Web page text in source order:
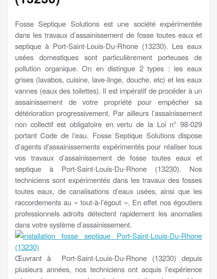
Fosse Septique Solutions est une société expérimentée
dans les travaux d’assainissement de fosse toutes eaux et
septique à Port-Saint-Louis-Du-Rhone (13230). Les eaux
usées domestiques sont particulièrement porteuses de
pollution organique. On en distingue 2 types : les eaux
grises (lavabos, cuisine, lave-linge, douche, etc) et les eaux
vannes (eaux des toilettes). Il est impératif de procéder à un
assainissement de votre propriété pour empêcher sa
détérioration progressivement. Par ailleurs l’assainissement
non collectif est obligatoire en vertu de la Loi n° 98-029
portant Code de l’eau. Fosse Septique Solutions dispose
d’agents d’assainissements expérimentés pour réaliser tous
vos travaux d’assainissement de fosse toutes eaux et
septique à Port-Saint-Louis-Du-Rhone (13230). Nos
techniciens sont expérimentés dans les travaux des fosses
toutes eaux, de canalisations d’eaux usées, ainsi que les
raccordements au « tout-à-l’égout ». En effet nos égoutiers
professionnels adroits détectent rapidement les anomalies
dans votre système d’assainissement.
Œuvrant à Port-Saint-Louis-Du-Rhone (13230) depuis
plusieurs années, nos techniciens ont acquis l’expérience